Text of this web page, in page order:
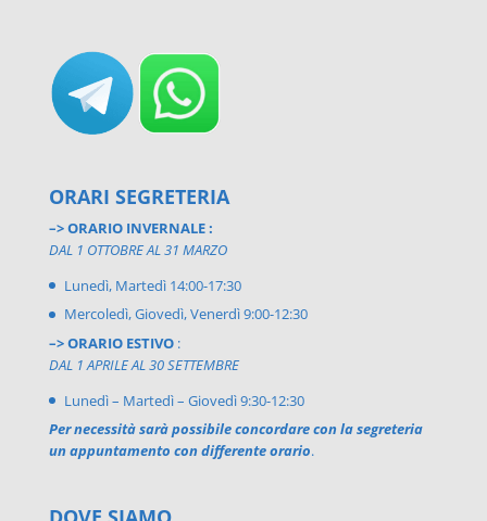
ORARI SEGRETERIA
–> ORARIO INVERNALE :
DAL 1 OTTOBRE AL 31 MARZO
Lunedì, Martedì 14:00-17:30
Mercoledì, Giovedì, Venerdì 9:00-12:30
–> ORARIO ESTIVO:
DAL 1 APRILE AL 30 SETTEMBRE
Lunedì – Martedì – Giovedì 9:30-12:30
Per necessità sarà possibile concordare con la segreteria
un appuntamento con differente orario.